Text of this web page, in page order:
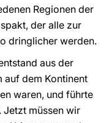
Regionen der
der alle zur
dringlicher werden.
aus der
auf dem Kontinent
waren, und führte
Jetzt müssen wir